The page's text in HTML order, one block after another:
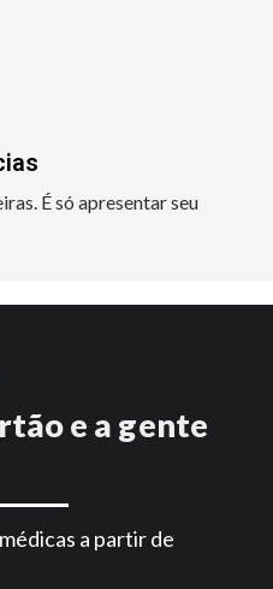
É só apresentar seu
e a gente
a partir de